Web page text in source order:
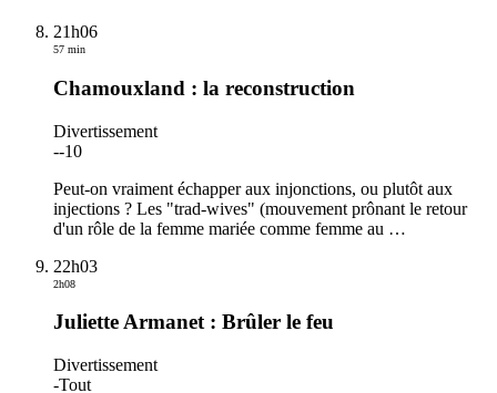
21h06
57 min
Chamouxland : la reconstruction
Divertissement
--10
Peut-on vraiment échapper aux injonctions, ou plutôt aux
injections ? Les "trad‑wives" (mouvement prônant le retour
d'un rôle de la femme mariée comme femme au …
22h03
2h08
Juliette Armanet : Brûler le feu
Divertissement
-Tout